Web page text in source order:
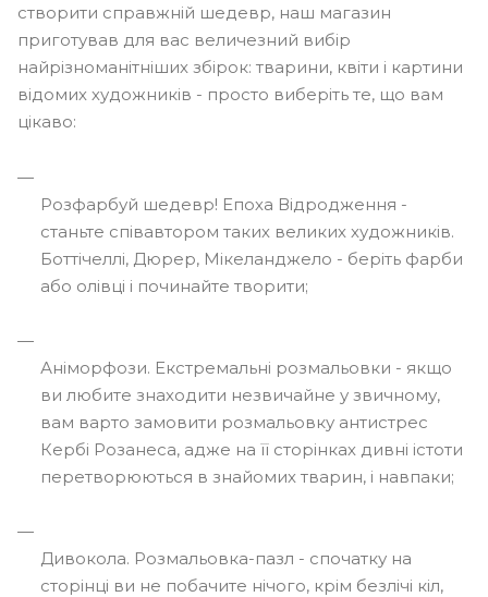
створити справжній шедевр, наш магазин
приготував для вас величезний вибір
найрізноманітніших збірок: тварини, квіти і картини
відомих художників - просто виберіть те, що вам
цікаво:
Розфарбуй шедевр! Епоха Відродження -
станьте співавтором таких великих художників.
Боттічеллі, Дюрер, Мікеланджело - беріть фарби
або олівці і починайте творити;
Аніморфози. Екстремальні розмальовки - якщо
ви любите знаходити незвичайне у звичному,
вам варто замовити розмальовку антистрес
Кербі Розанеса, адже на її сторінках дивні істоти
перетворюються в знайомих тварин, і навпаки;
Дивокола. Розмальовка-пазл - спочатку на
сторінці ви не побачите нічого, крім безлічі кіл,